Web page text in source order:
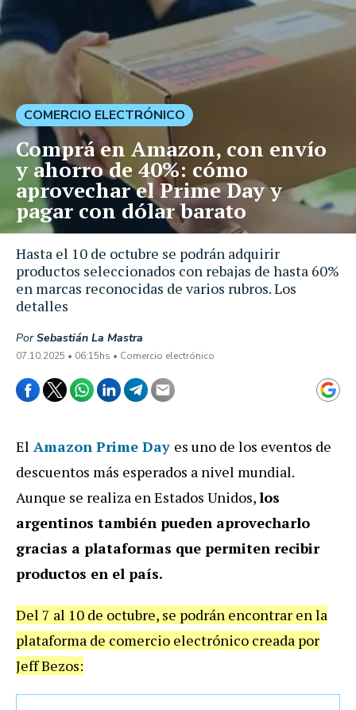
Hasta el 10 de octubre se podrán adquirir
productos seleccionados con rebajas de hasta 60%
en marcas reconocidas de varios rubros. Los
detalles
PorSebastián La Mastra
07.10.2025 • 06:15hs • Comercio electrónico
COMERCIO ELECTRÓNICO
Comprá en Amazon, con envío
y ahorro de 40%: cómo
aprovechar el Prime Day y
pagar con dólar barato
El Amazon Prime Day es uno de los eventos de
descuentos más esperados a nivel mundial.
Aunque se realiza en Estados Unidos,los
argentinos también pueden aprovecharlo
gracias a plataformas que permiten recibir
productos en el país.
Del 7 al 10 de octubre, se podrán encontrar en la
plataforma de comercio electrónico creada por
Jeff Bezos: